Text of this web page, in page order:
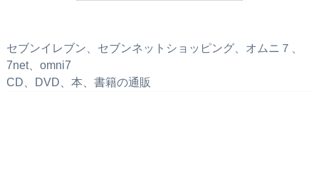
セブンイレブン、セブンネットショッピング、オムニ７、
7net、omni7
CD、DVD、本、書籍の通販